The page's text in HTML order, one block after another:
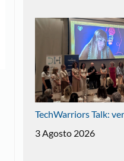
TechWarriors Talk:
3 Agosto 2026